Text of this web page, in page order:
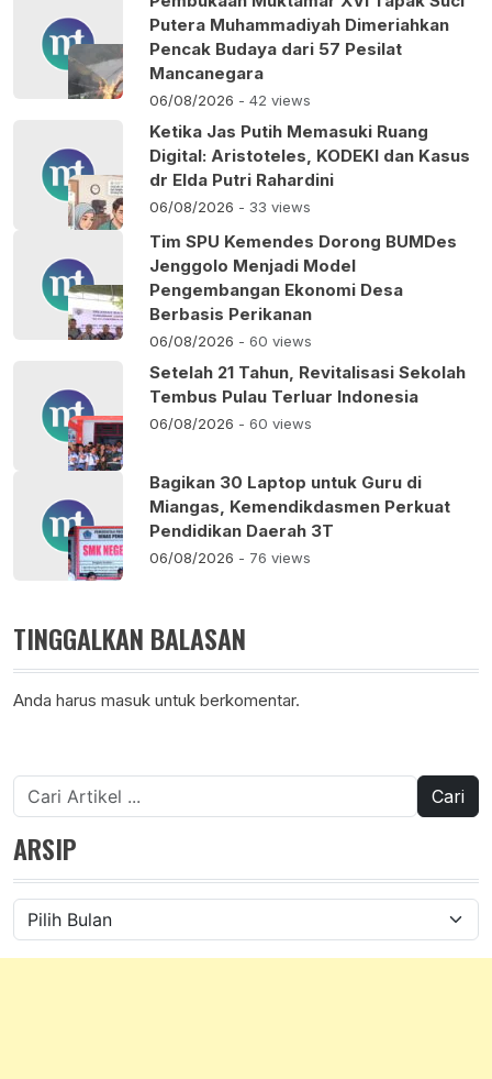
Putera Muhammadiyah Dimeriahkan
Pencak Budaya dari 57 Pesilat
Mancanegara
06/08/2026 - 42 views
Ketika Jas Putih Memasuki Ruang
Digital: Aristoteles, KODEKI dan Kasus
dr Elda Putri Rahardini
06/08/2026 - 33 views
Tim SPU Kemendes Dorong BUMDes
Jenggolo Menjadi Model
Pengembangan Ekonomi Desa
Berbasis Perikanan
06/08/2026 - 60 views
Setelah 21 Tahun, Revitalisasi Sekolah
Tembus Pulau Terluar Indonesia
06/08/2026 - 60 views
Bagikan 30 Laptop untuk Guru di
Miangas, Kemendikdasmen Perkuat
Pendidikan Daerah 3T
06/08/2026 - 76 views
TINGGALKAN BALASAN
Anda harus masuk untuk berkomentar.
Cari
untuk:
ARSIP
Arsip